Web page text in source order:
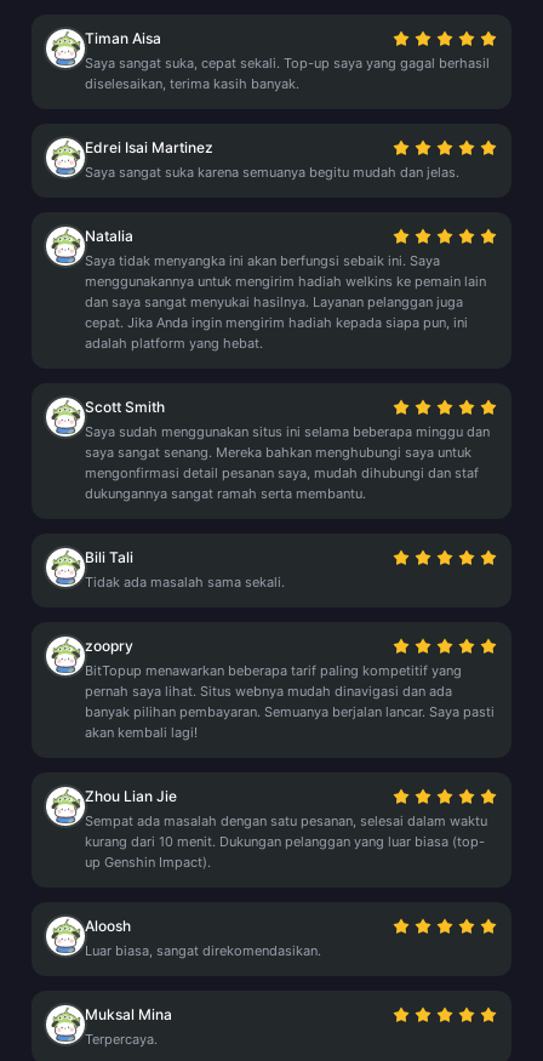
Timan Aisa
Saya sangat suka, cepat sekali. Top-up saya yang gagal berhasil
diselesaikan, terima kasih banyak.
Edrei Isai Martinez
Saya sangat suka karena semuanya begitu mudah dan jelas.
Natalia
Saya tidak menyangka ini akan berfungsi sebaik ini. Saya
menggunakannya untuk mengirim hadiah welkins ke pemain lain
dan saya sangat menyukai hasilnya. Layanan pelanggan juga
cepat. Jika Anda ingin mengirim hadiah kepada siapa pun, ini
adalah platform yang hebat.
Scott Smith
Saya sudah menggunakan situs ini selama beberapa minggu dan
saya sangat senang. Mereka bahkan menghubungi saya untuk
mengonfirmasi detail pesanan saya, mudah dihubungi dan staf
dukungannya sangat ramah serta membantu.
Bili Tali
Tidak ada masalah sama sekali.
zoopry
BitTopup menawarkan beberapa tarif paling kompetitif yang
pernah saya lihat. Situs webnya mudah dinavigasi dan ada
banyak pilihan pembayaran. Semuanya berjalan lancar. Saya pasti
akan kembali lagi!
Zhou Lian Jie
Sempat ada masalah dengan satu pesanan, selesai dalam waktu
kurang dari 10 menit. Dukungan pelanggan yang luar biasa (top-
up Genshin Impact).
Aloosh
Luar biasa, sangat direkomendasikan.
Muksal Mina
Terpercaya.